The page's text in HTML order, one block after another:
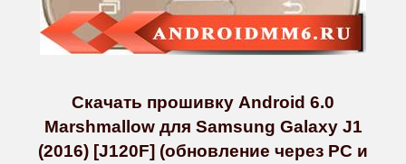
Скачать прошивку Android 6.0
Marshmallow для Samsung Galaxy J1
(2016) [J120F] (обновление через PC и